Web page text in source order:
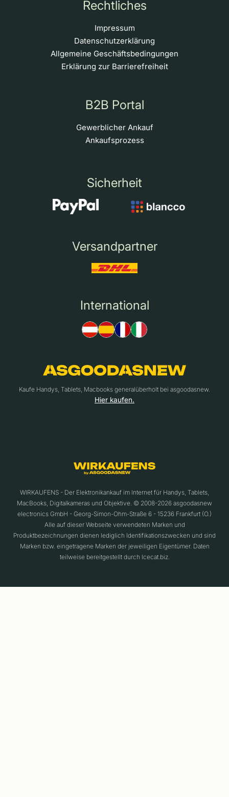
Rechtliches
Impressum
Datenschutzerklärung
Allgemeine Geschäftsbedingungen
Erklärung zur Barrierefreiheit
B2B Portal
Gewerblicher Ankauf
Ankaufsprozess
Sicherheit
Versandpartner
International
Kaufe Handys, Tablets, Macbooks generalüberholt bei asgoodasnew.
Hier kaufen.
WIRKAUFENS - Der Elektronikankauf im Internet für Handys, Tablets,
MacBooks, Digitalkameras und Objektive. © 2008-2026 asgoodasnew
electronics GmbH - Georg-Simon-Ohm-Straße 6 - 15236 Frankfurt (O.)
Alle auf dieser Webseite verwendeten Marken und
Produktbezeichnungen dienen lediglich Identifikationszwecken und sind
Marken bzw. eingetragene Marken der jeweiligen Eigentümer. Daten
teilweise bereitgestellt durch Icecat.biz.